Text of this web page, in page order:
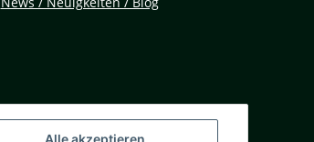
Alle akzeptieren